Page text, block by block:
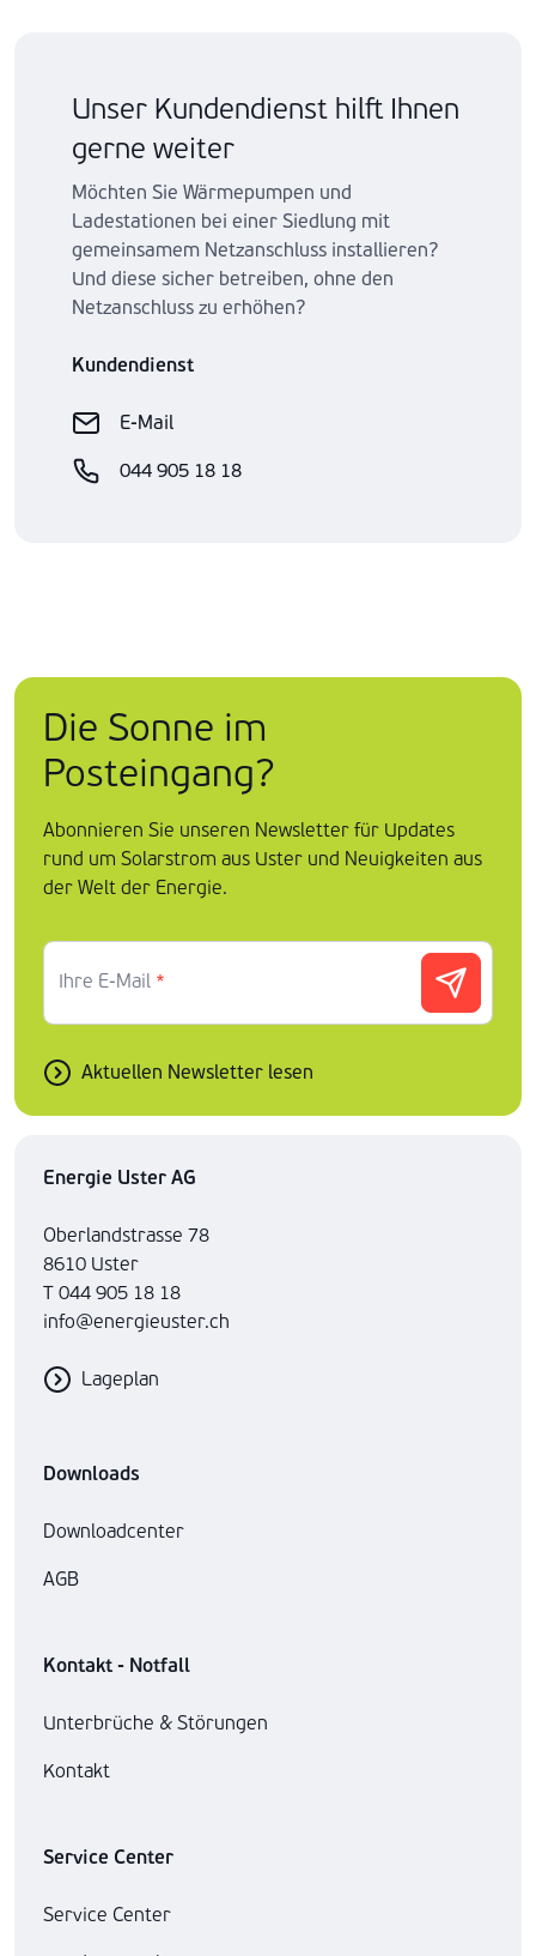
Unser Kundendienst hilft Ihnen
gerne weiter
Möchten Sie Wärmepumpen und
Ladestationen bei einer Siedlung mit
gemeinsamem Netzanschluss installieren?
Und diese sicher betreiben, ohne den
Netzanschluss zu erhöhen?
Kundendienst
E-Mail
044 905 18 18
Die Sonne im
Posteingang?
Abonnieren Sie unseren Newsletter für Updates
rund um Solarstrom aus Uster und Neuigkeiten aus
der Welt der Energie.
Ihre E-Mail *
Aktuellen Newsletter lesen
Energie Uster AG
Oberlandstrasse 78
8610 Uster
T 044 905 18 18
info@energieuster.ch
Lageplan
Downloads
Downloadcenter
AGB
Kontakt - Notfall
Unterbrüche & Störungen
Kontakt
Service Center
Service Center